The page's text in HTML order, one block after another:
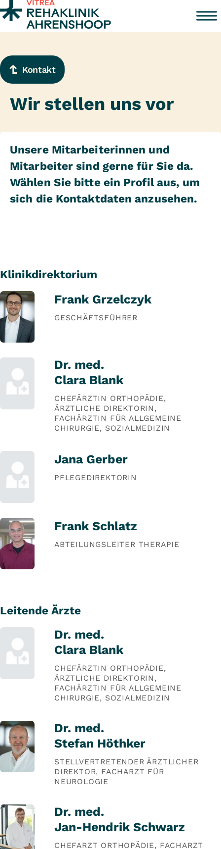
Zum Inhalt springen
Kontakt
Wir stellen uns vor
Unsere Mitarbeiterinnen und
Mitarbeiter sind gerne für Sie da.
Wählen Sie bitte ein Profil aus, um
sich die Kontaktdaten anzusehen.
Klinikdirektorium
Frank Grzelczyk
GESCHÄFTSFÜHRER
Dr. med.
Clara Blank
CHEFÄRZTIN ORTHOPÄDIE,
ÄRZTLICHE DIREKTORIN,
FACHÄRZTIN FÜR ALLGEMEINE
CHIRURGIE, SOZIALMEDIZIN
Jana Gerber
PFLEGEDIREKTORIN
Frank Schlatz
ABTEILUNGSLEITER THERAPIE
Leitende Ärzte
Dr. med.
Clara Blank
CHEFÄRZTIN ORTHOPÄDIE,
ÄRZTLICHE DIREKTORIN,
FACHÄRZTIN FÜR ALLGEMEINE
CHIRURGIE, SOZIALMEDIZIN
Dr. med.
Stefan Höthker
STELLVERTRETENDER ÄRZTLICHER
DIREKTOR, FACHARZT FÜR
NEUROLOGIE
Dr. med.
Jan-Hendrik Schwarz
CHEFARZT ORTHOPÄDIE, FACHARZT